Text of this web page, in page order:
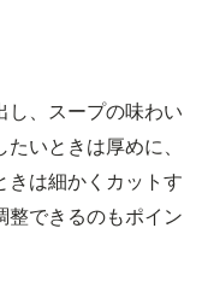
し、スープの味わい
いときは厚めに、
きは細かくカットす
整できるのもポイン